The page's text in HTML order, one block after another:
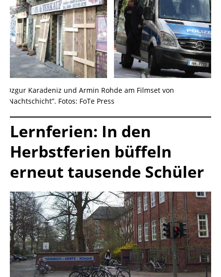
Özgur Karadeniz und Armin Rohde am Filmset von
“Nachtschicht”. Fotos: FoTe Press
Lernferien: In den
Herbstferien büffeln
erneut tausende Schüler